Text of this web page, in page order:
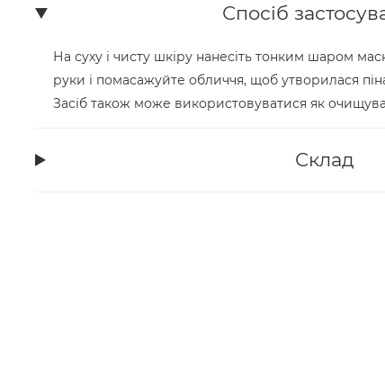
Спосіб
На суху і чисту шкіру нанесіть тонким шаром
руки і помасажуйте обличчя, щоб утворилася
Засіб також може використовуватися як
Склад